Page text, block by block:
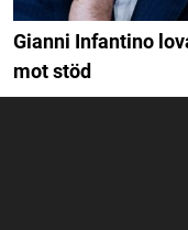
Gianni Infantino
mot stöd